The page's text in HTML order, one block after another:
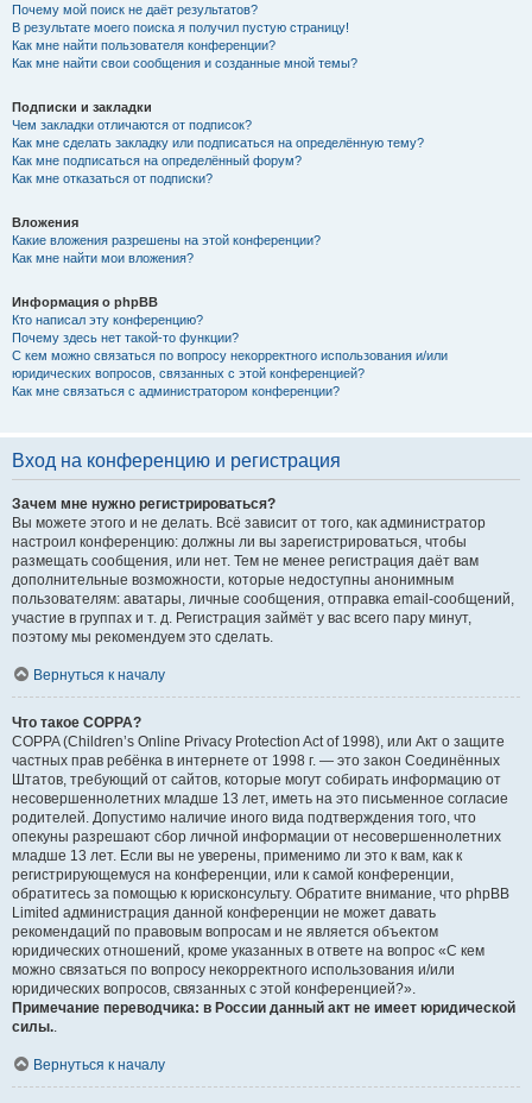
Почему мой поиск не даёт результатов?
В результате моего поиска я получил пустую страницу!
Как мне найти пользователя конференции?
Как мне найти свои сообщения и созданные мной темы?
Подписки и закладки
Чем закладки отличаются от подписок?
Как мне сделать закладку или подписаться на определённую тему?
Как мне подписаться на определённый форум?
Как мне отказаться от подписки?
Вложения
Какие вложения разрешены на этой конференции?
Как мне найти мои вложения?
Информация о phpBB
Кто написал эту конференцию?
Почему здесь нет такой-то функции?
С кем можно связаться по вопросу некорректного использования и/или
юридических вопросов, связанных с этой конференцией?
Как мне связаться с администратором конференции?
Вход на конференцию и регистрация
Зачем мне нужно регистрироваться?
Вы можете этого и не делать. Всё зависит от того, как администратор
настроил конференцию: должны ли вы зарегистрироваться, чтобы
размещать сообщения, или нет. Тем не менее регистрация даёт вам
дополнительные возможности, которые недоступны анонимным
пользователям: аватары, личные сообщения, отправка email-сообщений,
участие в группах и т. д. Регистрация займёт у вас всего пару минут,
поэтому мы рекомендуем это сделать.
Вернуться к началу
Что такое COPPA?
COPPA (Children’s Online Privacy Protection Act of 1998), или Акт о защите
частных прав ребёнка в интернете от 1998 г. — это закон Соединённых
Штатов, требующий от сайтов, которые могут собирать информацию от
несовершеннолетних младше 13 лет, иметь на это письменное согласие
родителей. Допустимо наличие иного вида подтверждения того, что
опекуны разрешают сбор личной информации от несовершеннолетних
младше 13 лет. Если вы не уверены, применимо ли это к вам, как к
регистрирующемуся на конференции, или к самой конференции,
обратитесь за помощью к юрисконсульту. Обратите внимание, что phpBB
Limited администрация данной конференции не может давать
рекомендаций по правовым вопросам и не является объектом
юридических отношений, кроме указанных в ответе на вопрос «С кем
можно связаться по вопросу некорректного использования и/или
юридических вопросов, связанных с этой конференцией?».
Примечание переводчика: в России данный акт не имеет юридической
силы..
Вернуться к началу